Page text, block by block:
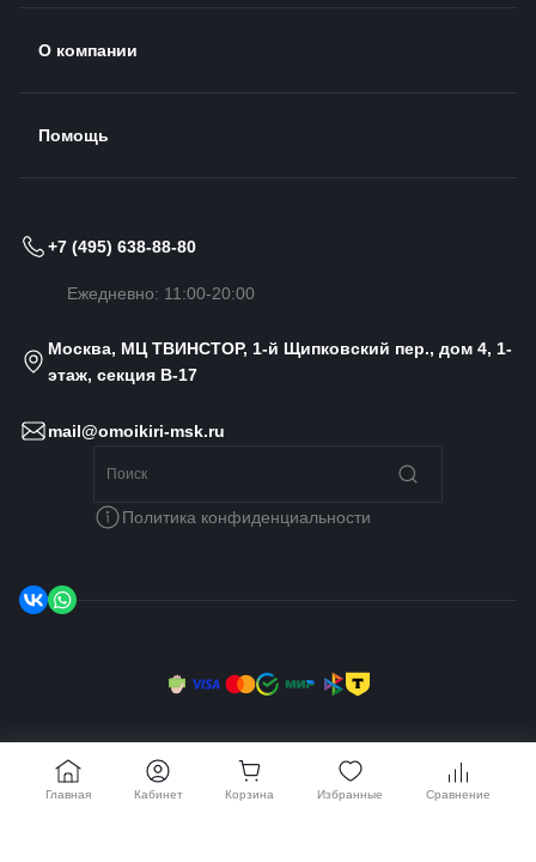
О компании
Помощь
+7 (495) 638-88-80
Ежедневно: 11:00-20:00
Москва, МЦ ТВИНСТОР, 1-й Щипковский пер., дом 4, 1-
этаж, секция B-17
mail@omoikiri-msk.ru
Политика конфиденциальности
Главная Кабинет Корзина Избранные Сравнение